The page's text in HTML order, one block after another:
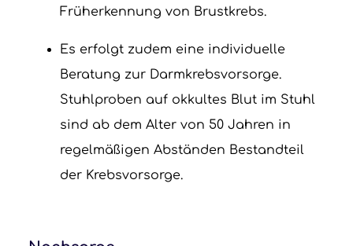
Früherkennung von Brustkrebs.
Es erfolgt zudem eine individuelle
Beratung zur Darmkrebsvorsorge.
Stuhlproben auf okkultes Blut im Stuhl
sind ab dem Alter von 50 Jahren in
regelmäßigen Abständen Bestandteil
der Krebsvorsorge.